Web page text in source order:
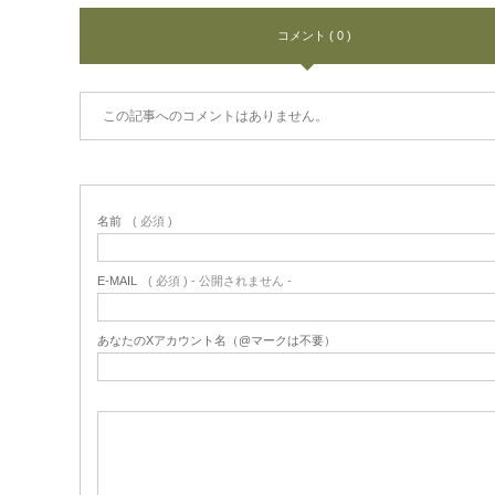
コメント ( 0 )
この記事へのコメントはありません。
名前 ( 必須 )
E-MAIL ( 必須 ) - 公開されません -
あなたのXアカウント名（@マークは不要）